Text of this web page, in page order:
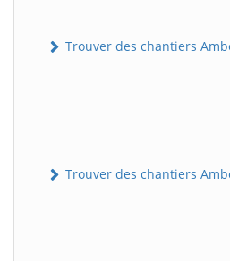
Trouver des chantiers
Trouver des chantiers